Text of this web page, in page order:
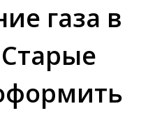
газа в